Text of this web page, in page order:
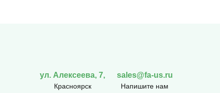
ул. Алексеева, 7,
Красноярск
sales@fa-us.ru
Напишите нам